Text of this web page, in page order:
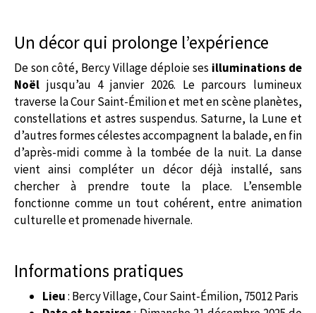
Un décor qui prolonge l’expérience
De son côté, Bercy Village déploie ses illuminations de
Noël jusqu’au 4 janvier 2026. Le parcours lumineux
traverse la Cour Saint-Émilion et met en scène planètes,
constellations et astres suspendus. Saturne, la Lune et
d’autres formes célestes accompagnent la balade, en fin
d’après-midi comme à la tombée de la nuit. La danse
vient ainsi compléter un décor déjà installé, sans
chercher à prendre toute la place. L’ensemble
fonctionne comme un tout cohérent, entre animation
culturelle et promenade hivernale.
Informations pratiques
Lieu: Bercy Village, Cour Saint-Émilion, 75012 Paris